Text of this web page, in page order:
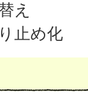
え
止め化